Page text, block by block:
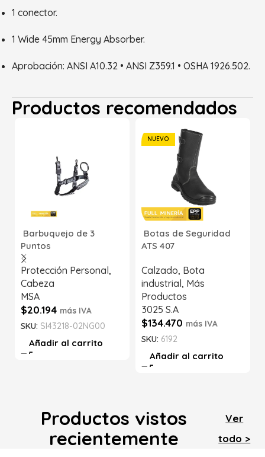
1 conector.
1 Wide 45mm Energy Absorber.
Aprobación: ANSI A10.32 • ANSI Z359.1 • OSHA 1926.502.
Productos recomendados
Barbuquejo de 3
Puntos
Protección Personal,
Cabeza
MSA
$20.194 más IVA
SKU: SI43218-02NG00
Añadir al carrito
NUEVO
Botas de Seguridad
ATS 407
Calzado, Bota
industrial, Más
Productos
3025 S.A
$134.470 más IVA
SKU: 6192
Añadir al carrito
Productos vistos
recientemente
Ver
todo >